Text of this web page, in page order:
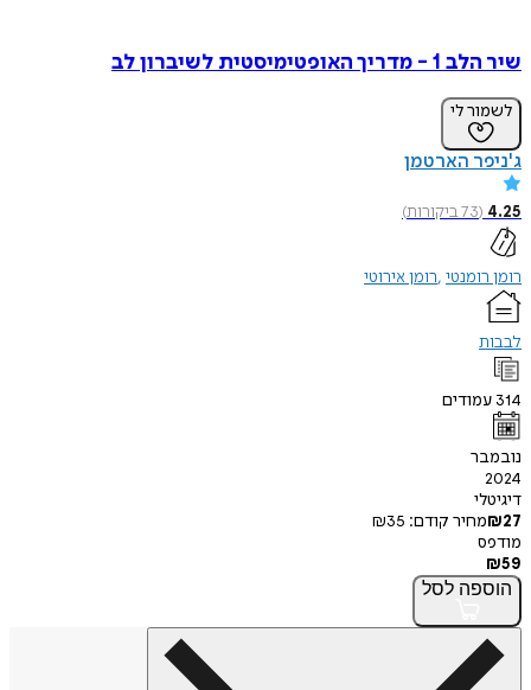
שיר הלב 1 - מדריך האופטימיסטית לשיברון לב
לשמור לי
ג'ניפר הארטמן
4.25
(
73ביקורות)
רומן רומנטי רומן אירוטי
לבבות
314 עמודים
נובמבר
2024
דיגיטלי
₪27 מחיר קודם: ₪35
מודפס
₪59
הוספה לסל